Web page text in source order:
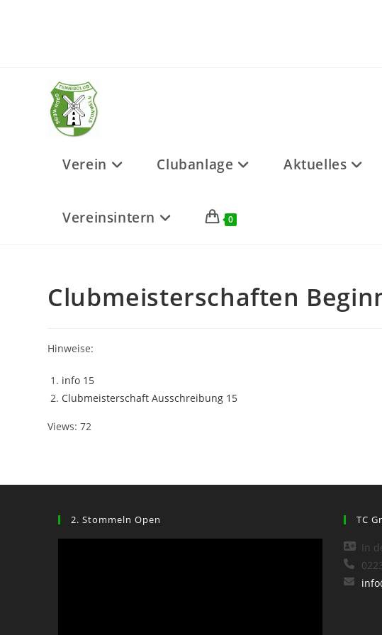
Verein Clubanlage Aktuelles
Vereinsintern 0
Clubmeisterschaften
Hinweise:
info 15
Clubmeisterschaft Ausschreibung 15
Views: 72
2. Stommeln Open TC
In